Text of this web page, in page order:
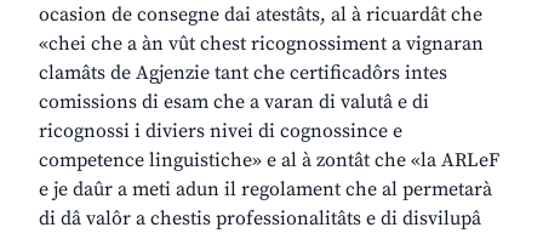
ocasion de consegne dai atestâts, al à ricuardât che
«chei che a àn vût chest ricognossiment a vignaran
clamâts de Agjenzie tant che certificadôrs intes
comissions di esam che a varan di valutâ e di
ricognossi i diviers nivei di cognossince e
competence linguistiche» e al à zontât che «la ARLeF
e je daûr a meti adun il regolament che al permetarà
di dâ valôr a chestis professionalitâts e di disvilupâ